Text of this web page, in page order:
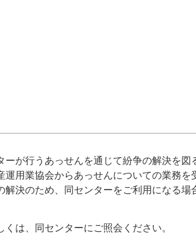
が行うあっせんを通じて紛争の解決を図
用業協会からあっせんについての業務を
決のため、同センターをご利用になる場
は、同センターにご照会ください。